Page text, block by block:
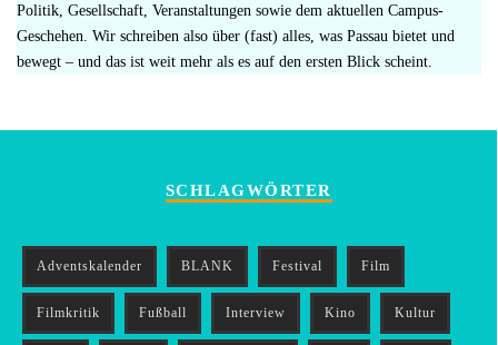
Politik, Gesellschaft, Veranstaltungen sowie dem aktuellen Campus-
Geschehen. Wir schreiben also über (fast) alles, was Passau bietet und
bewegt – und das ist weit mehr als es auf den ersten Blick scheint.
SCHLAGWÖRTER
Adventskalender BLANK Festival Film
Filmkritik Fußball Interview Kino Kultur